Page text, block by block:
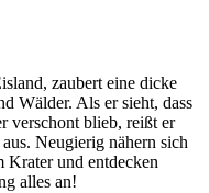
zaubert eine dicke
Wälder. Als er sieht, dass
verschont blieb, reißt er
Neugierig nähern sich
Krater und entdecken
alles an!